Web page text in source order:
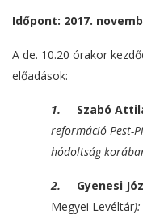
Időpont: 2017.
A de. 10.20 órakor
előadások:
1. Szabó
reformáció Pest-
hódoltság
2. Gyenesi
Megyei Levéltár